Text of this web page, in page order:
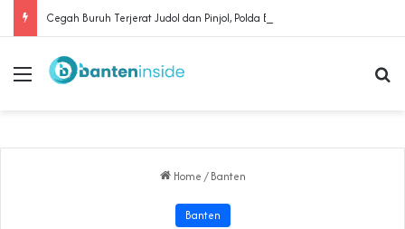
Menu
Home / Banten
Banten